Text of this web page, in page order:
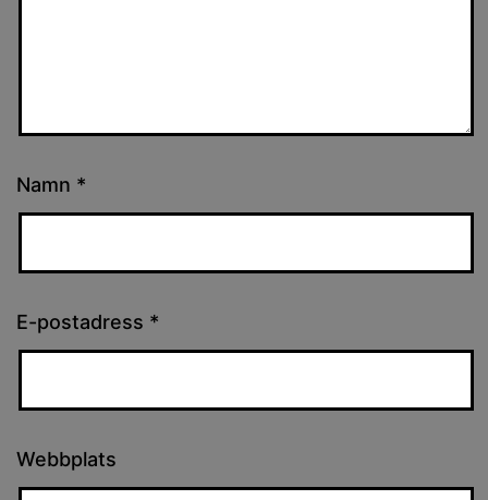
Namn *
E-postadress *
Webbplats